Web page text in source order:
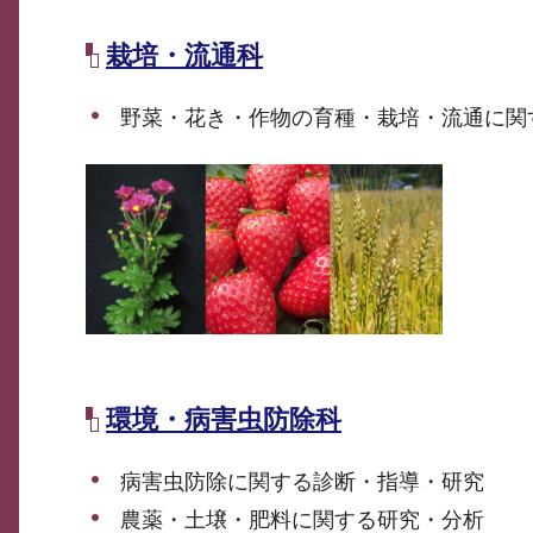
栽培・流通科
野菜・花き・作物の育種・栽培・流通に関
環境・病害虫防除科
病害虫防除に関する診断・指導・研究
農薬・土壌・肥料に関する研究・分析